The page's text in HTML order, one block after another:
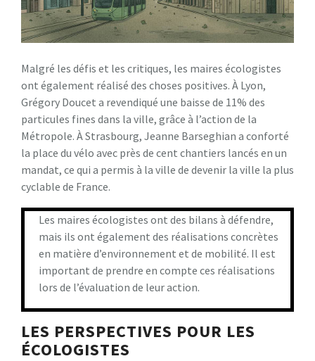
Malgré les défis et les critiques, les maires écologistes
ont également réalisé des choses positives. À Lyon,
Grégory Doucet a revendiqué une baisse de 11% des
particules fines dans la ville, grâce à l’action de la
Métropole. À Strasbourg, Jeanne Barseghian a conforté
la place du vélo avec près de cent chantiers lancés en un
mandat, ce qui a permis à la ville de devenir la ville la plus
cyclable de France.
Les maires écologistes ont des bilans à défendre,
mais ils ont également des réalisations concrètes
en matière d’environnement et de mobilité. Il est
important de prendre en compte ces réalisations
lors de l’évaluation de leur action.
LES PERSPECTIVES POUR LES
ÉCOLOGISTES